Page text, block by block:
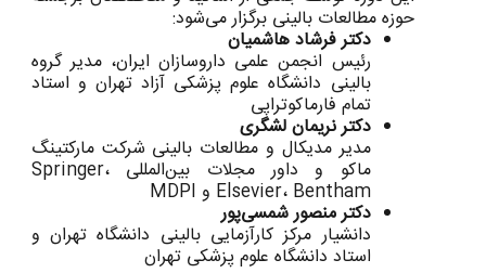
حوزه مطالعات بالینی برگزار می‌شود:
دکتر فرشاد هاشمیان
رئیس انجمن علمی داروسازان ایران، مدیر گروه
بالینی دانشگاه علوم پزشکی آزاد تهران و استاد
تمام فارماکوتراپی
دکتر نریمان لشگری
مدیر مدیکال و مطالعات بالینی شرکت مارکتینگ
ماکو و داور مجلات بین‌المللی Springer،
Elsevier، Bentham و MDPI
دکتر منصور شمسی‌پور
دانشیار مرکز کارآزمایی بالینی دانشگاه تهران و
استاد دانشگاه علوم پزشکی تهران